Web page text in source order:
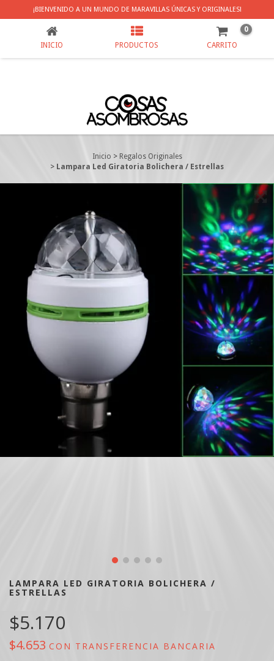
¡BIENVENIDO A UN MUNDO DE MARAVILLAS ÚNICAS Y ORIGINALES!
LAMPARA LED GIRATORIA BOLICHERA / ESTRELLAS
INICIO PRODUCTOS CARRITO
0
Inicio > Regalos Originales
> Lampara Led Giratoria Bolichera / Estrellas
LAMPARA LED GIRATORIA BOLICHERA /
ESTRELLAS
$5.170
$4.653 CON TRANSFERENCIA BANCARIA